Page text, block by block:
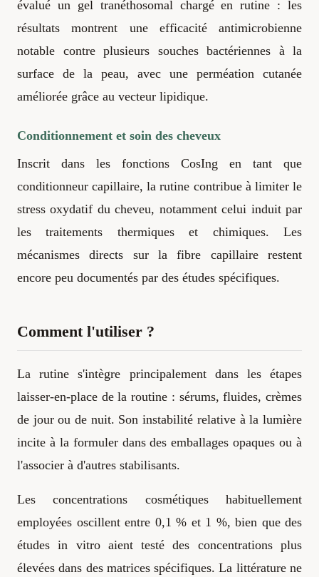
évalué un gel tranéthosomal chargé en rutine : les
résultats montrent une efficacité antimicrobienne
notable contre plusieurs souches bactériennes à la
surface de la peau, avec une perméation cutanée
améliorée grâce au vecteur lipidique.
Conditionnement et soin des cheveux
Inscrit dans les fonctions CosIng en tant que
conditionneur capillaire, la rutine contribue à limiter le
stress oxydatif du cheveu, notamment celui induit par
les traitements thermiques et chimiques. Les
mécanismes directs sur la fibre capillaire restent
encore peu documentés par des études spécifiques.
Comment l'utiliser ?
La rutine s'intègre principalement dans les étapes
laisser-en-place de la routine : sérums, fluides, crèmes
de jour ou de nuit. Son instabilité relative à la lumière
incite à la formuler dans des emballages opaques ou à
l'associer à d'autres stabilisants.
Les concentrations cosmétiques habituellement
employées oscillent entre 0,1 % et 1 %, bien que des
études in vitro aient testé des concentrations plus
élevées dans des matrices spécifiques. La littérature ne